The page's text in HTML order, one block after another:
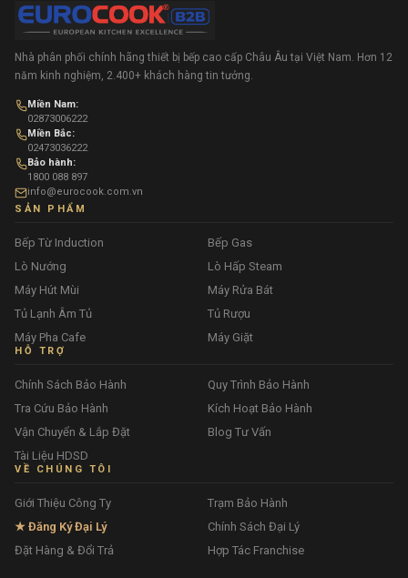
Nhà phân phối chính hãng thiết bị bếp cao cấp Châu Âu tại Việt Nam. Hơn 12
năm kinh nghiệm, 2.400+ khách hàng tin tưởng.
Miền Nam:
02873006222
Miền Bắc:
02473036222
Bảo hành:
1800 088 897
info@eurocook.com.vn
SẢN PHẨM
Bếp Từ Induction
Bếp Gas
Lò Nướng
Lò Hấp Steam
Máy Hút Mùi
Máy Rửa Bát
Tủ Lạnh Âm Tủ
Tủ Rượu
Máy Pha Cafe
Máy Giặt
HỖ TRỢ
Chính Sách Bảo Hành
Quy Trình Bảo Hành
Tra Cứu Bảo Hành
Kích Hoạt Bảo Hành
Vận Chuyển & Lắp Đặt
Blog Tư Vấn
Tài Liệu HDSD
VỀ CHÚNG TÔI
Giới Thiệu Công Ty
Trạm Bảo Hành
★ Đăng Ký Đại Lý
Chính Sách Đại Lý
Đặt Hàng & Đổi Trả
Hợp Tác Franchise